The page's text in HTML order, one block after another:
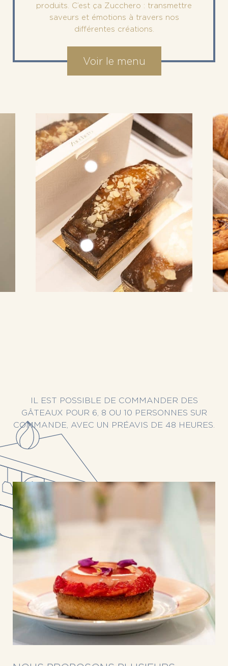
produits. C’est ça Zucchero : transmettre
saveurs et émotions à travers nos
différentes créations.
Voir le menu
IL EST POSSIBLE DE COMMANDER DES
GÂTEAUX POUR 6, 8 OU 10 PERSONNES SUR
COMMANDE, AVEC UN PRÉAVIS DE 48 HEURES.